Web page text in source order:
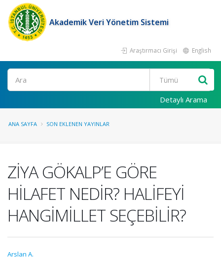
Akademik Veri Yönetim Sistemi
Araştırmacı Girişi English
Ara
Detaylı Arama
ANA SAYFA SON EKLENEN YAYINLAR
ZİYA GÖKALP’E GÖRE
HİLAFET NEDİR? HALİFEYİ
HANGİMİLLET SEÇEBİLİR?
Arslan A.